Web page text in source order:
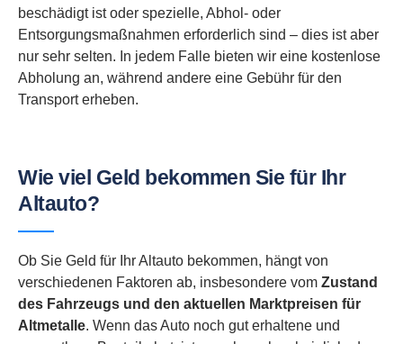
beschädigt ist oder spezielle, Abhol- oder
Entsorgungsmaßnahmen erforderlich sind – dies ist aber
nur sehr selten. In jedem Falle bieten wir eine kostenlose
Abholung an, während andere eine Gebühr für den
Transport erheben.
Wie viel Geld bekommen Sie für Ihr
Altauto?
Ob Sie Geld für Ihr Altauto bekommen, hängt von
verschiedenen Faktoren ab, insbesondere vom Zustand
des Fahrzeugs und den aktuellen Marktpreisen für
Altmetalle. Wenn das Auto noch gut erhaltene und